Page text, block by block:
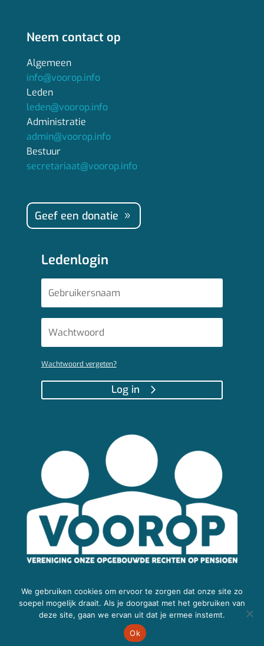
Neem contact op
Algemeen
info@voorop.info
Leden
leden@voorop.info
Administratie
admin@voorop.info
Bestuur
secretariaat@voorop.info
Geef een donatie
Ledenlogin
Wachtwoord vergeten?
Log in
© Copyright 2024 V.O.O.R.O.P.
Privacyverklaring
We gebruiken cookies om ervoor te zorgen dat onze site zo
soepel mogelijk draait. Als je doorgaat met het gebruiken van
deze site, gaan we ervan uit dat je ermee instemt.
Ok